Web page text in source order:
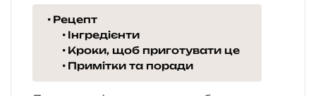
Рецепт
Інгредієнти
Кроки, щоб приготувати це
Примітки та поради